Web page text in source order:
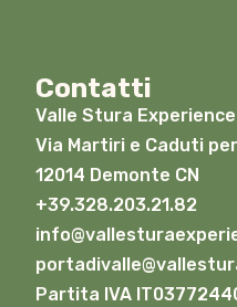
Contatti
Valle Stura Experience
Via Martiri e Caduti
12014 Demonte CN
+39.328.203.21.82
Partita IVA